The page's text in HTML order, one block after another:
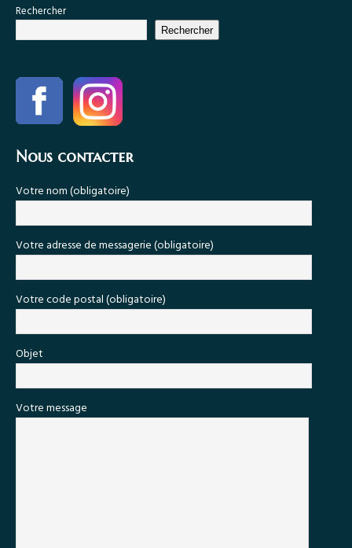
Rechercher
Rechercher
Nous contacter
Votre nom (obligatoire)
Votre adresse de messagerie (obligatoire)
Votre code postal (obligatoire)
Objet
Votre message